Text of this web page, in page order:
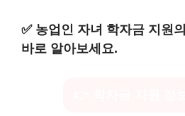
✅ 농업인 자녀 학자금 지원
바로 알아보세요.